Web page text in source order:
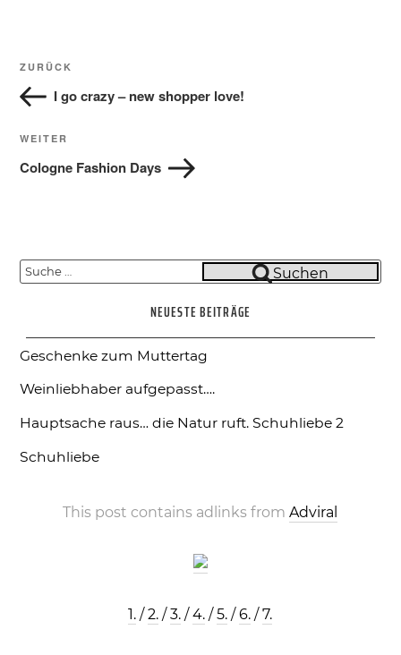
Beitragsnavigation
Vorheriger
Beitrag
ZURÜCK
I go crazy – new shopper love!
Nächster
Beitrag
WEITER
Cologne Fashion Days
Suche
Suchen
NEUESTE BEITRÄGE
Geschenke zum Muttertag
Weinliebhaber aufgepasst….
Hauptsache raus… die Natur ruft. Schuhliebe 2
Schuhliebe
This post contains adlinks fromAdviral
1. /2. /3. /4. /5. /6. /7.